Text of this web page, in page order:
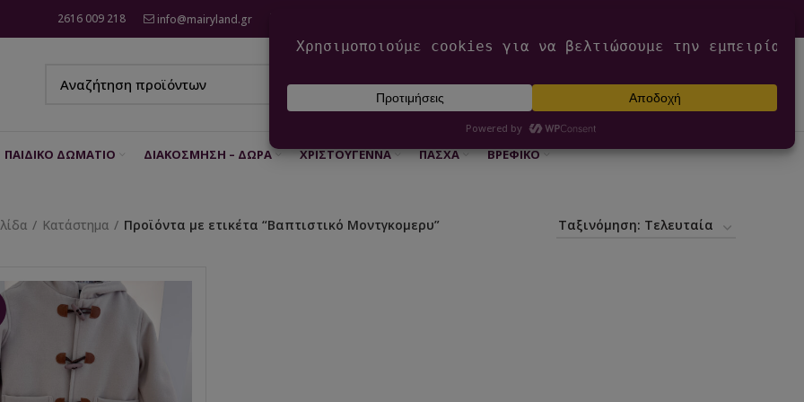
2616 009 218 info@mairyland.gr
ΕΊΣΟΔΟΣ / ΕΓΓΡΑΦΉ €0,00
ΠΑΙΔΙΚΌ ΔΩΜΆΤΙΟ ΔΙΑΚΌΣΜΗΣΗ – ΔΏΡΑ ΧΡΙΣΤΟΎΓΕΝΝΑ ΠΆΣΧΑ ΒΡΕΦΙΚΌ
Κατάστημα Προϊόντα με ετικέτα “Βαπτιστικό Μοντγκομερυ”